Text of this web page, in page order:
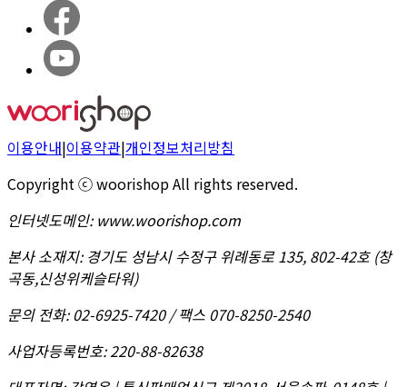
이용안내|이용약관|개인정보처리방침
Copyright ⓒ woorishop All rights reserved.
인터넷도메인:www.woorishop.com
본사 소재지:경기도 성남시 수정구 위례동로 135, 802-42호 (창
곡동,신성위케슬타워)
문의 전화:02-6925-7420 / 팩스 070-8250-2540
사업자등록번호:220-88-82638